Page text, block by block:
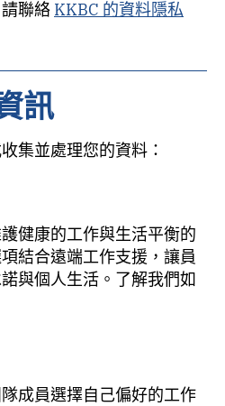
聯絡 KKBC 的資料隱私
訊
集並處理您的資料：
健康的工作與生活平衡的
結合遠端工作支援，讓員
與個人生活。了解我們如
成員選擇自己偏好的工作